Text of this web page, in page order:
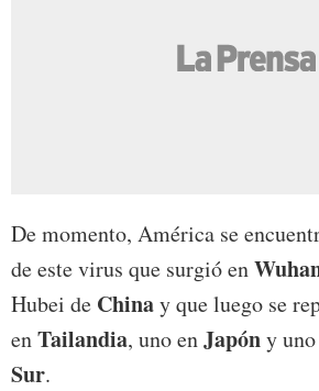
De momento, América se
de este virus que surgió en
Hubei de Chinay que luego se
enTailandia, uno enJapóny
Sur.